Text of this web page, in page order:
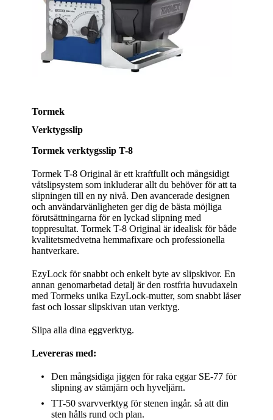
Tormek
Verktygsslip
Tormek verktygsslip T-8
Tormek T-8 Original är ett kraftfullt och mångsidigt
våtslipsystem som inkluderar allt du behöver för att ta
slipningen till en ny nivå. Den avancerade designen
och användarvänligheten ger dig de bästa möjliga
förutsättningarna för en lyckad slipning med
toppresultat. Tormek T-8 Original är idealisk för både
kvalitetsmedvetna hemmafixare och professionella
hantverkare.
EzyLock för snabbt och enkelt byte av slipskivor. En
annan genomarbetad detalj är den rostfria huvudaxeln
med Tormeks unika EzyLock-mutter, som snabbt låser
fast och lossar slipskivan utan verktyg.
Slipa alla dina eggverktyg.
Levereras med:
Den mångsidiga jiggen för raka eggar SE-77 för
slipning av stämjärn och hyveljärn.
TT-50 svarvverktyg för stenen ingår. så att din
sten hålls rund och plan.